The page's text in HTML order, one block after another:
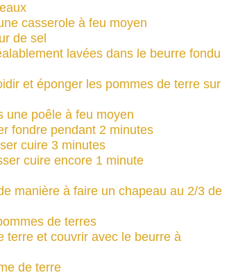
casserole à feu moyen
de sel
lavées dans le beurre fondu
et éponger les pommes de terre sur
une poêle à feu moyen
fondre pendant 2 minutes
cuire 3 minutes
cuire encore 1 minute
manière à faire un chapeau au 2/3 de
de terres
terre et couvrir avec le beurre à
de terre